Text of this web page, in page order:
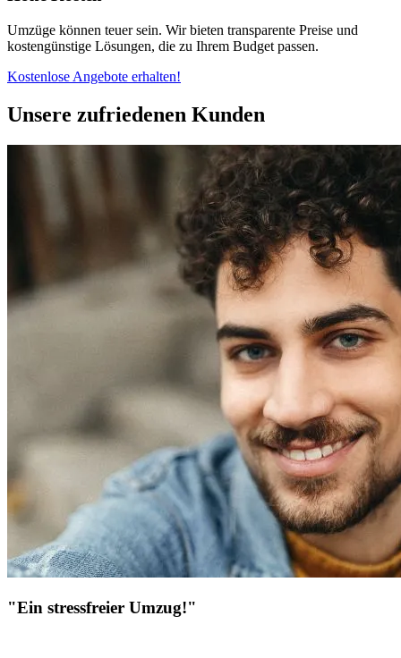
Umzüge können teuer sein. Wir bieten transparente Preise und
kostengünstige Lösungen, die zu Ihrem Budget passen.
Kostenlose Angebote erhalten!
Unsere zufriedenen Kunden
"Ein stressfreier Umzug!"